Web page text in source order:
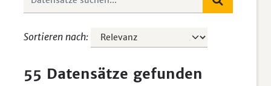
Sortieren nach
55 Datensätze gefunden